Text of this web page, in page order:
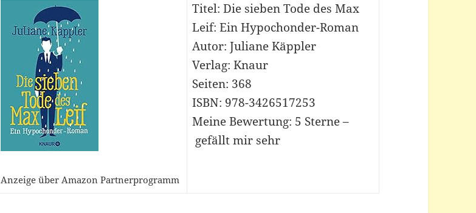
Anzeige über Amazon Partnerprogramm
Titel: Die sieben Tode des Max
Leif: Ein Hypochonder-Roman
Autor: Juliane Käppler
Verlag: Knaur
Seiten: 368
ISBN: 978-3426517253
Meine Bewertung: 5 Sterne –
gefällt mir sehr